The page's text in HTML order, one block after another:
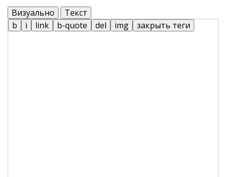
Визуально Текст